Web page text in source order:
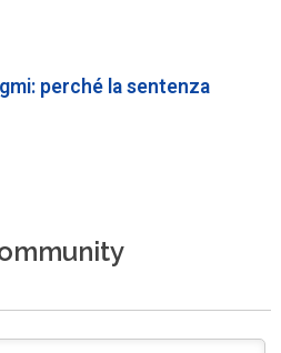
perché la sentenza